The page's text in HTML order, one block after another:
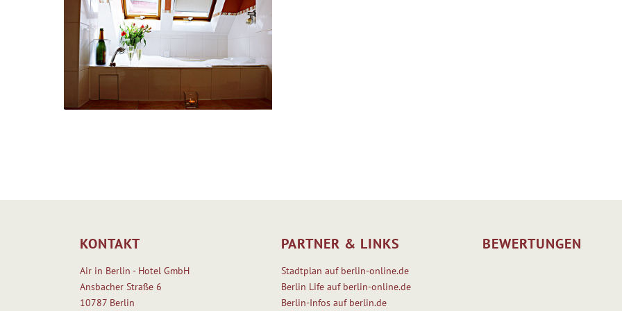
KONTAKT
Air in Berlin - Hotel GmbH
Ansbacher Straße 6
10787 Berlin
PARTNER & LINKS
Stadtplan auf berlin-online.de
Berlin Life auf berlin-online.de
Berlin-Infos auf berlin.de
BEWERTUNGEN